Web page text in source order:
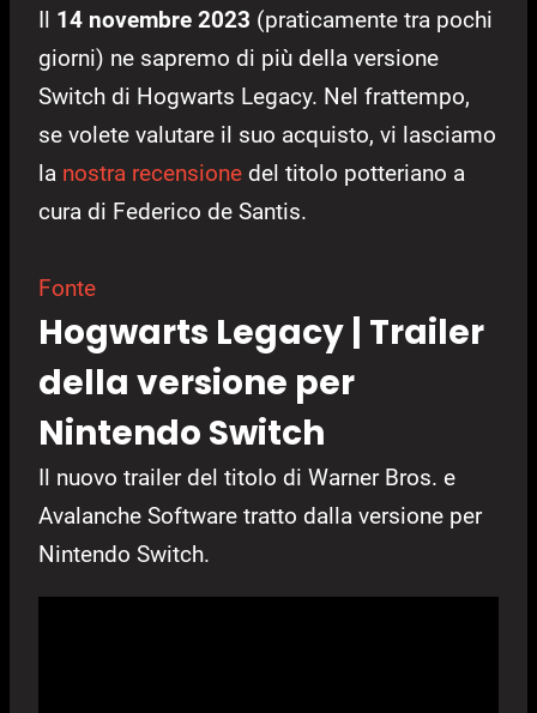
Il 14 novembre 2023 (praticamente tra pochi
giorni) ne sapremo di più della versione
Switch di Hogwarts Legacy. Nel frattempo,
se volete valutare il suo acquisto, vi lasciamo
la nostra recensione del titolo potteriano a
cura di Federico de Santis.
Fonte
Hogwarts Legacy | Trailer
della versione per
Nintendo Switch
Il nuovo trailer del titolo di Warner Bros. e
Avalanche Software tratto dalla versione per
Nintendo Switch.